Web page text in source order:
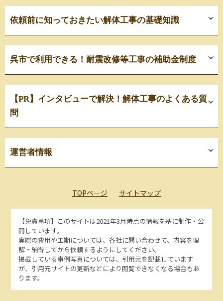
依頼前に知っておきたい解体工事の基礎知識
呉市で利用できる！耐震改修等工事の補助金制度
【PR】インタビューで解決！解体工事のよくある質
問
運営者情報
TOPページ サイトマップ
【免責事項】 このサイトは2021年3月時点の情報を基に制作・公
開しています。
実際の費用や工期については、各社に問い合わせて、内容を理
解・納得してから依頼するようにしてください。
掲載している事例写真については、引用元を記載しています
が、引用元サイトの更新などにより閲覧できなくなる場合もあ
ります。